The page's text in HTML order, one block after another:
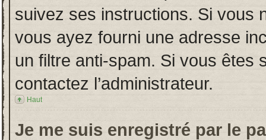
suivez ses instructions. Si vous
vous ayez fourni une adresse
un filtre anti-spam. Si vous êtes
contactez l’administrateur.
Haut
Je me suis enregistré par le